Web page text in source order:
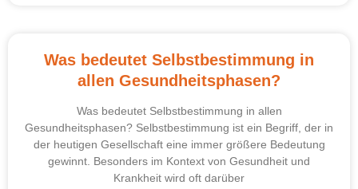
Was bedeutet Selbstbestimmung in
allen Gesundheitsphasen?
Was bedeutet Selbstbestimmung in allen
Gesundheitsphasen? Selbstbestimmung ist ein Begriff, der in
der heutigen Gesellschaft eine immer größere Bedeutung
gewinnt. Besonders im Kontext von Gesundheit und
Krankheit wird oft darüber